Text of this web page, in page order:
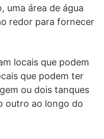
uma área de água
redor para fornecer
locais que podem
que podem ter
ou dois tanques
outro ao longo do